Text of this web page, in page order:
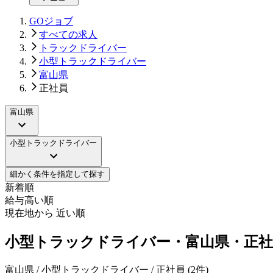
GOジョブ
すべての求人
トラックドライバー
小型トラックドライバー
富山県
正社員
富山県
小型トラックドライバー
細かく条件を指定して探す
新着順
給与高い順
現在地から 近い順
小型トラックドライバー・富山県・正
富山県 / 小型トラックドライバー / 正社員 (2件)